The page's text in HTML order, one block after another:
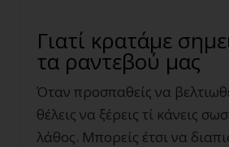
Γιατί κρατάμε
τα ραντεβού μας
Όταν προσπαθείς να
θέλεις να ξέρεις τί κάνεις
λάθος. Μπορείς έτσι να